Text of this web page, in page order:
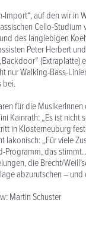
Import“, auf den wir in
Cello-
des langlebigen
Peter Herbert
(Extraplatte)
nur Walking-Bass-
bei.
für die
Kainrath: „Es ist
in Klosterneuburg
lakonisch: „Für viele
Programm, das
die Brecht/
abzurutschen –
Martin Schuster